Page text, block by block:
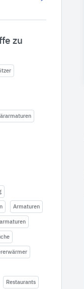
zu
Armaturen
Restaurants